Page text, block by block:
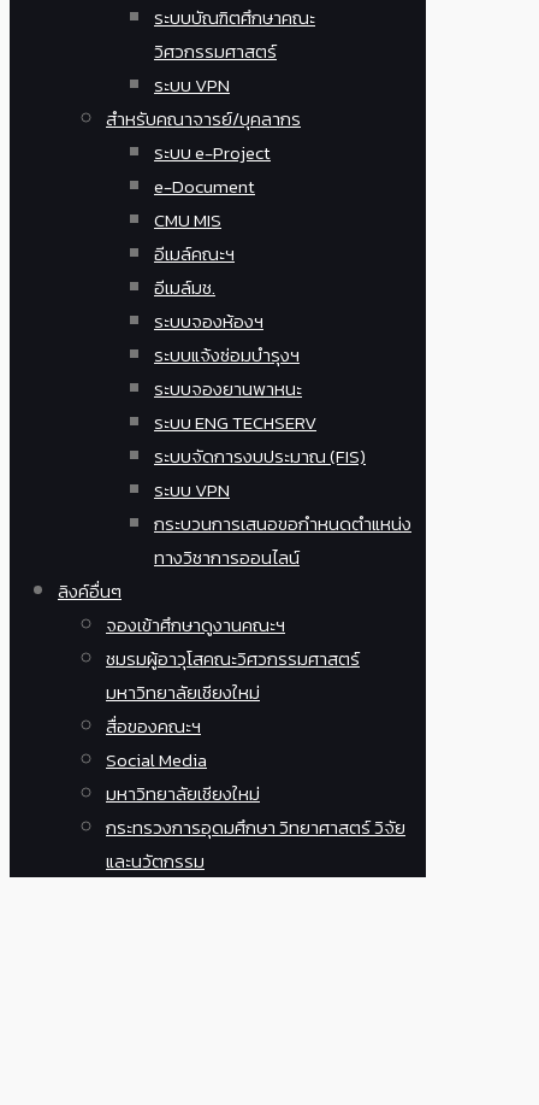
ระบบบัณฑิตศึกษาคณะ
วิศวกรรมศาสตร์
ระบบ VPN
สำหรับคณาจารย์/บุคลากร
ระบบ e-Project
e-Document
CMU MIS
อีเมล์คณะฯ
อีเมล์มช.
ระบบจองห้องฯ
ระบบแจ้งซ่อมบำรุงฯ
ระบบจองยานพาหนะ
ระบบ ENG TECHSERV
ระบบจัดการงบประมาณ (FIS)
ระบบ VPN
กระบวนการเสนอขอกำหนดตำแหน่ง
ทางวิชาการออนไลน์
ลิงค์อื่นๆ
จองเข้าศึกษาดูงานคณะฯ
ชมรมผู้อาวุโสคณะวิศวกรรมศาสตร์
มหาวิทยาลัยเชียงใหม่
สื่อของคณะฯ
Social Media
มหาวิทยาลัยเชียงใหม่
กระทรวงการอุดมศึกษา วิทยาศาสตร์ วิจัย
และนวัตกรรม